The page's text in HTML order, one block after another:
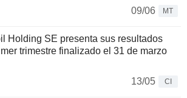
09/06
MT
Holding SE presenta sus resultados
trimestre finalizado el 31 de marzo
13/05
CI